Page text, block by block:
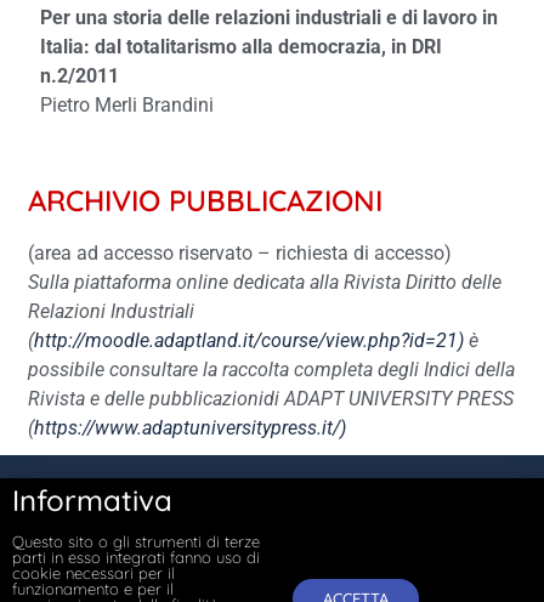
Per una storia delle relazioni industriali e di lavoro in
Italia: dal totalitarismo alla democrazia, in DRI
n.2/2011
Pietro Merli Brandini
ARCHIVIO PUBBLICAZIONI
(area ad accesso riservato – richiesta di accesso)
Sulla piattaforma online dedicata alla Rivista Diritto delle
Relazioni Industriali
(http://moodle.adaptland.it/course/view.php?id=21) è
possibile consultare la raccolta completa degli Indici della
Rivista e delle pubblicazionidi ADAPT UNIVERSITY PRESS
(https://www.adaptuniversitypress.it/)
All rights reserved.
Informativa
Questo sito o gli strumenti di terze
parti in esso integrati fanno uso di
cookie necessari per il
funzionamento e per il
ACCETTA